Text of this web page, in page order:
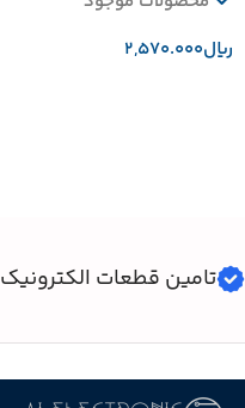
﷼
تامین قطعات الکترونیک